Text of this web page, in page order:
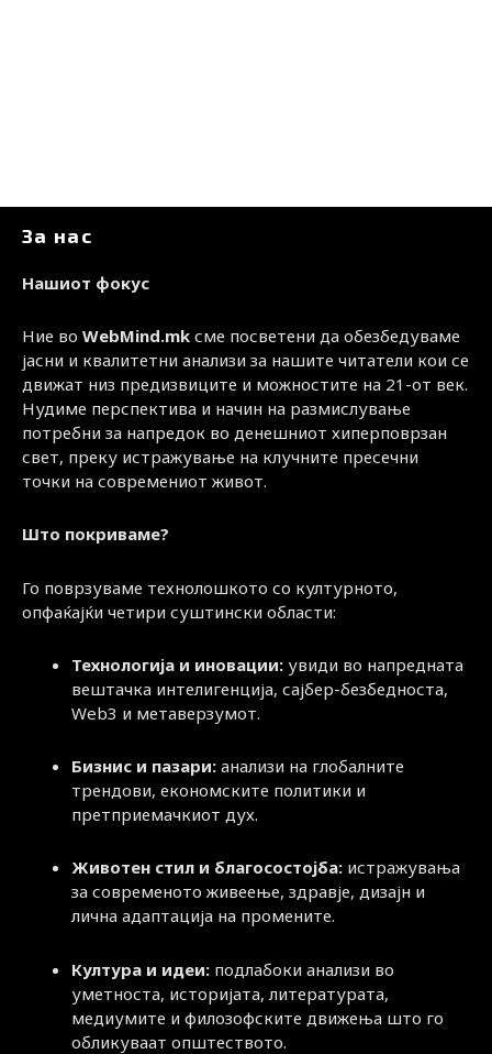
За нас
Нашиот фокус
Ние во WebMind.mk сме посветени да обезбедуваме
јасни и квалитетни анализи за нашите читатели кои се
движат низ предизвиците и можностите на 21-от век.
Нудиме перспектива и начин на размислување
потребни за напредок во денешниот хиперповрзан
свет, преку истражување на клучните пресечни
точки на современиот живот.
Што покриваме?
Го поврзуваме технолошкото со културното,
опфаќајќи четири суштински области:
Технологија и иновации: увиди во напредната
вештачка интелигенција, сајбер-безбедноста,
Web3 и метаверзумот.
Бизнис и пазари: анализи на глобалните
трендови, економските политики и
претприемачкиот дух.
Животен стил и благосостојба: истражувања
за современото живеење, здравје, дизајн и
лична адаптација на промените.
Култура и идеи: подлабоки анализи во
уметноста, историјата, литературата,
медиумите и филозофските движења што го
обликуваат општеството.